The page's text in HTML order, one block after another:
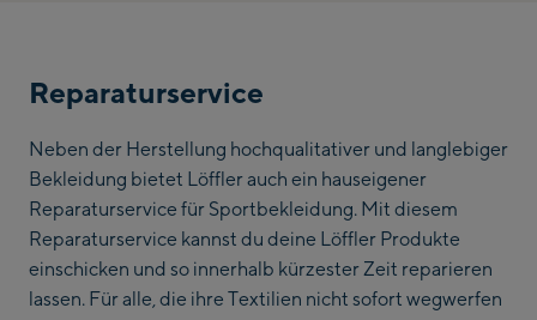
Reparaturservice
Neben der Herstellung hochqualitativer und langlebiger
Bekleidung bietet Löffler auch ein hauseigener
Reparaturservice für Sportbekleidung. Mit diesem
Reparaturservice kannst du deine Löffler Produkte
einschicken und so innerhalb kürzester Zeit reparieren
lassen. Für alle, die ihre Textilien nicht sofort wegwerfen